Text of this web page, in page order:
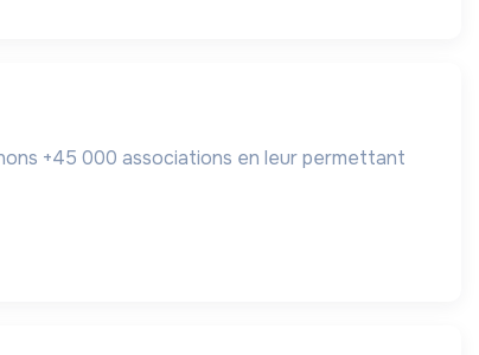
+45 000 associations en leur permettant